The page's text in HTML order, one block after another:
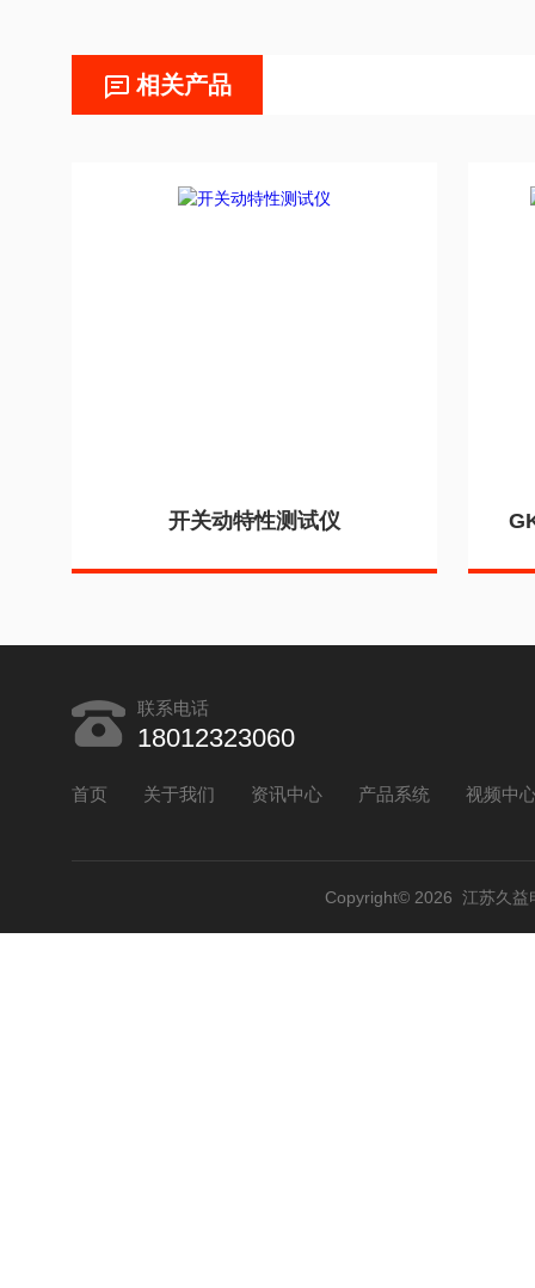
相关产品
开关动特性测试仪
联系电话
18012323060
首页 关于我们 资讯中心 产品系统 视频中
Copyright© 2026 江苏久